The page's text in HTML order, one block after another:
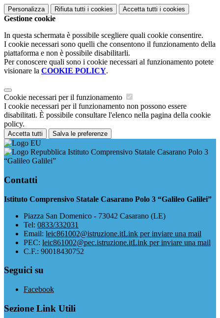
Personalizza Rifiuta tutti i cookies Accetta tutti i cookies
Gestione cookie
In questa schermata è possibile scegliere quali cookie consentire.
I cookie necessari sono quelli che consentono il funzionamento della
piattaforma e non è possibile disabilitarli.
Per conoscere quali sono i cookie necessari al funzionamento potete
visionare la COOKIE POLICY.
Cookie necessari per il funzionamento
I cookie necessari per il funzionamento non possono essere
disabilitati. È possibile consultare l'elenco nella pagina della cookie
policy.
Accetta tutti Salva le preferenze
Istituto Comprensivo Statale Casarano Polo 3
“Galileo Galilei”
Contatti
Istituto Comprensivo Statale Casarano Polo 3 “Galileo Galilei”
Piazza San Domenico - 73042 Casarano (LE)
Tel: 0833/332031
Email: leic861002@istruzione.itLink per inviare una mail
PEC: leic861002@pec.istruzione.itLink per inviare una mail
C.F.: 90018430752
Seguici su
Facebook
Sezione Link Utili